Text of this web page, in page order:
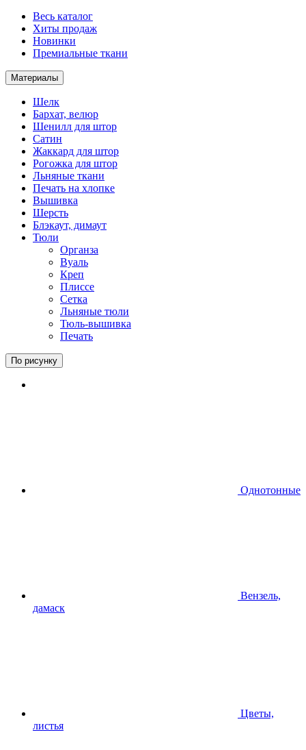
Весь каталог
Хиты продаж
Новинки
Премиальные ткани
Материалы
Шелк
Бархат, велюр
Шенилл для штор
Сатин
Жаккард для штор
Рогожка для штор
Льняные ткани
Печать на хлопке
Вышивка
Шерсть
Блэкаут, димаут
Тюли
Органза
Вуаль
Креп
Плиссе
Сетка
Льняные тюли
Тюль-вышивка
Печать
По рисунку
Однотонные
Вензель,
дамаск
Цветы,
листья